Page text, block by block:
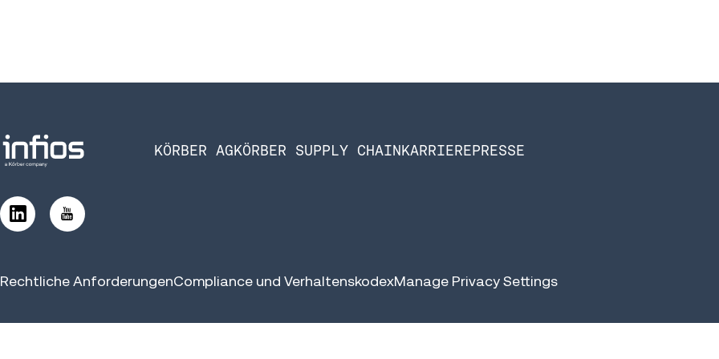
KÖRBER AGKÖRBER SUPPLY CHAINKARRIEREPRESSE
Rechtliche AnforderungenCompliance und VerhaltenskodexManage Privacy Settings